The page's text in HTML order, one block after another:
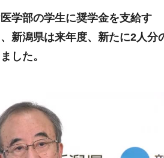
学部の学生に奨学金を支給す
新潟県は来年度、新たに2人分
した。